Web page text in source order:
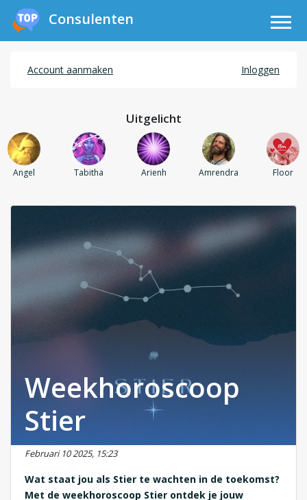
Consulenten
Account aanmaken Inloggen
Uitgelicht
Angel Tabitha Arienh Amrendra Floor
Weekhoroscoop
Stier
Februari 10 2025, 15:23
Wat staat jou als Stier te wachten in de toekomst?
Met de weekhoroscoop Stier ontdek je jouw